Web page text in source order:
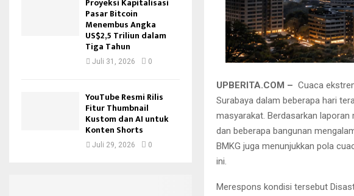
UPBERITA.COM – Cuaca
Surabaya dalam beberapa hari
masyarakat. Berdasarkan
dan beberapa bangunan
BMKG juga menunjukkan pola
ini.
Merespons kondisi tersebut
Pasar Bitcoin
Menembus Angka
US$2,5 Triliun dalam
Tiga Tahun
Juli 31, 2026 0
YouTube Resmi Rilis
Fitur Thumbnail
Kustom dan AI untuk
Konten Shorts
Juli 29, 2026 0